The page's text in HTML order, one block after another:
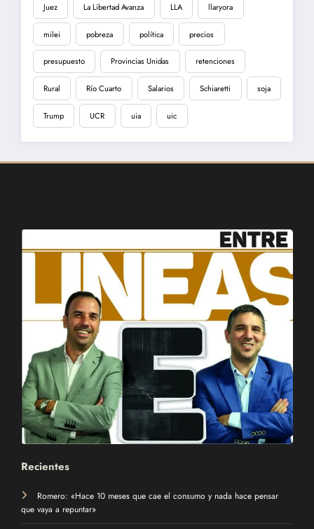
Juez La Libertad Avanza LLA llaryora
milei pobreza política precios
presupuesto Provincias Unidas retenciones
Rural Río Cuarto Salarios Schiaretti soja
Trump UCR uia uic
Recientes
Romero: «Hace 10 meses que cae el consumo y nada hace pensar
que vaya a repuntar»